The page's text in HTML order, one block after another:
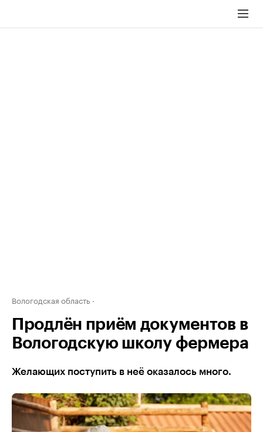
Вологодская область
Продлён приём документов в
Вологодскую школу фермера
Желающих поступить в неё оказалось много.